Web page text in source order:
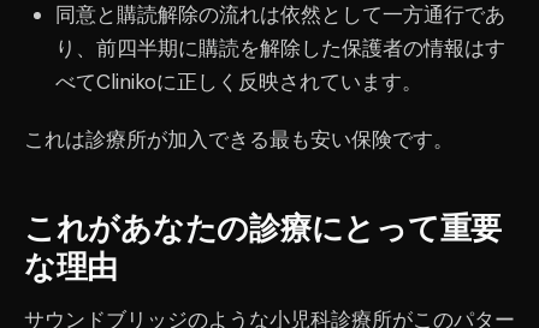
同意と購読解除の流れは依然として一方通行であ
り、前四半期に購読を解除した保護者の情報はす
べてClinikoに正しく反映されています。
これは診療所が加入できる最も安い保険です。
これがあなたの診療にとって重要
な理由
サウンドブリッジのような小児科診療所がこのパター